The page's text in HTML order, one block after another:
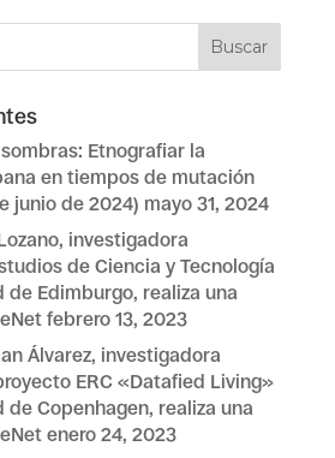
Etnografiar la
en tiempos de mutación
junio de 2024) mayo 31, 2024
investigadora
de Ciencia y Tecnología
de Edimburgo, realiza una
febrero 13, 2023
Álvarez, investigadora
ERC «Datafied Living»
Copenhagen, realiza una
enero 24, 2023